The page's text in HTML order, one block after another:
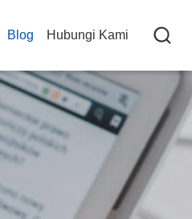
Blog Hubungi Kami